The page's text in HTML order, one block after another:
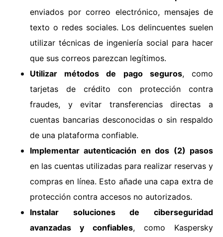
enviados por correo electrónico, mensajes de
texto o redes sociales. Los delincuentes suelen
utilizar técnicas de ingeniería social para hacer
que sus correos parezcan legítimos.
Utilizar métodos de pago seguros, como
tarjetas de crédito con protección contra
fraudes, y evitar transferencias directas a
cuentas bancarias desconocidas o sin respaldo
de una plataforma confiable.
Implementar autenticación en dos (2) pasos
en las cuentas utilizadas para realizar reservas y
compras en línea. Esto añade una capa extra de
protección contra accesos no autorizados.
Instalar soluciones de ciberseguridad
avanzadas y confiables, como Kaspersky